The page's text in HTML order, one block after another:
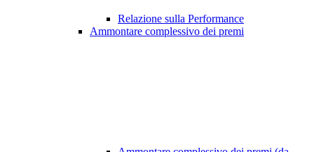
Relazione sulla Performance
Ammontare complessivo dei premi